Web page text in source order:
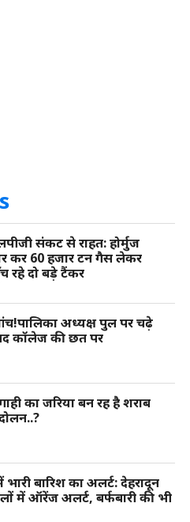
संकट से राहत: होर्मुज
कर 60 हजार टन गैस लेकर
रहे दो बड़े टैंकर
अध्यक्ष पुल पर चढ़े
कॉलेज की छत पर
का जरिया बन रह है शराब
भारी बारिश का अलर्ट: देहरादून
में ऑरेंज अलर्ट, बर्फबारी की भी